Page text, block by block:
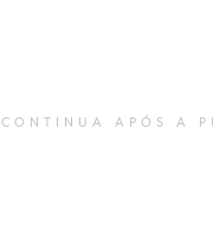
CONTINUA APÓS A